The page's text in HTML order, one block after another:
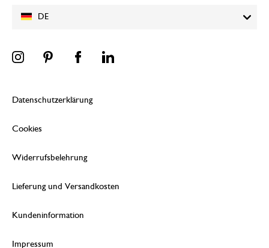
DE
Datenschutzerklärung
Cookies
Widerrufsbelehrung
Lieferung und Versandkosten
Kundeninformation
Impressum